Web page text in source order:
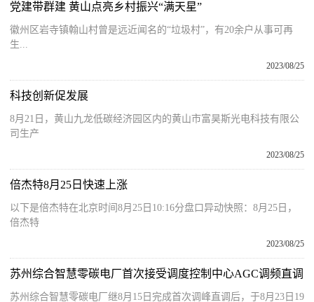
党建带群建 黄山点亮乡村振兴“满天星”
徽州区岩寺镇翰山村曾是远近闻名的“垃圾村”，有20余户从事可再
生...
2023/08/25
科技创新促发展
8月21日，黄山九龙低碳经济园区内的黄山市富昊斯光电科技有限公
司生产
2023/08/25
倍杰特8月25日快速上涨
以下是倍杰特在北京时间8月25日10:16分盘口异动快照：8月25日，
倍杰特
2023/08/25
苏州综合智慧零碳电厂首次接受调度控制中心AGC调频直调
苏州综合智慧零碳电厂继8月15日完成首次调峰直调后，于8月23日19